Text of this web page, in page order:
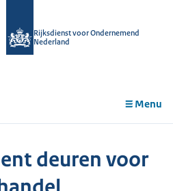
Rijksdienst voor Ondernemend
Nederland
Menu
deuren voor